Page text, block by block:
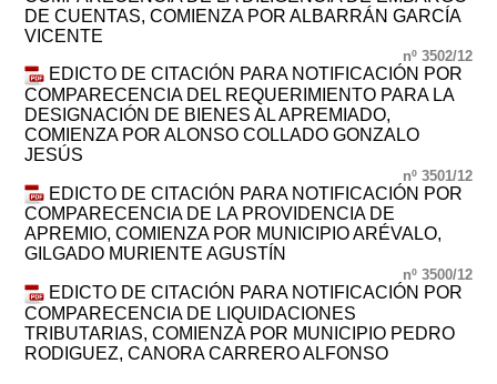
DE CUENTAS, COMIENZA POR ALBARRÁN GARCÍA
VICENTE
nº 3502/12
EDICTO DE CITACIÓN PARA NOTIFICACIÓN POR
COMPARECENCIA DEL REQUERIMIENTO PARA LA
DESIGNACIÓN DE BIENES AL APREMIADO,
COMIENZA POR ALONSO COLLADO GONZALO
JESÚS
nº 3501/12
EDICTO DE CITACIÓN PARA NOTIFICACIÓN POR
COMPARECENCIA DE LA PROVIDENCIA DE
APREMIO, COMIENZA POR MUNICIPIO ARÉVALO,
GILGADO MURIENTE AGUSTÍN
nº 3500/12
EDICTO DE CITACIÓN PARA NOTIFICACIÓN POR
COMPARECENCIA DE LIQUIDACIONES
TRIBUTARIAS, COMIENZA POR MUNICIPIO PEDRO
RODIGUEZ, CANORA CARRERO ALFONSO